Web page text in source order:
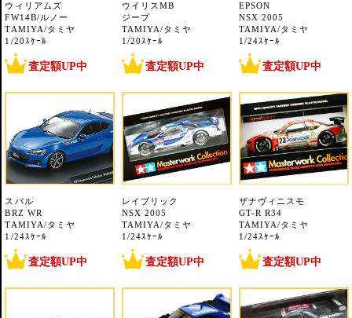
ウィリアムズ
FW14B/ルノー
TAMIYA/タミヤ
1/20ｽｹｰﾙ
査定額UP中
ウイリスMB
ジープ
TAMIYA/タミヤ
1/20ｽｹｰﾙ
査定額UP中
EPSON
NSX 2005
TAMIYA/タミヤ
1/24ｽｹｰﾙ
査定額UP中
スバル
BRZ WR
TAMIYA/タミヤ
1/24ｽｹｰﾙ
査定額UP中
レイブリック
NSX 2005
TAMIYA/タミヤ
1/24ｽｹｰﾙ
査定額UP中
ザナヴィニスモ
GT-R R34
TAMIYA/タミヤ
1/24ｽｹｰﾙ
査定額UP中